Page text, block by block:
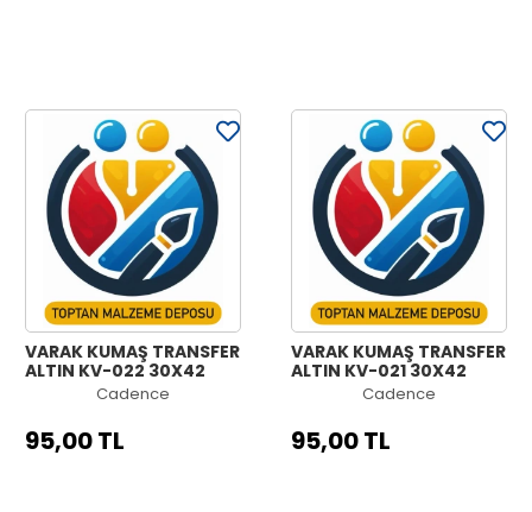
VARAK KUMAŞ TRANSFER
ALTIN KV-022 30X42
Cadence
95,00 TL
VARAK KUMAŞ TRANSFER
ALTIN KV-021 30X42
Cadence
95,00 TL